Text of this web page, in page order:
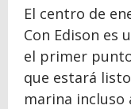
El centro de
Con Edison es
el primer
que estará
marina incluso